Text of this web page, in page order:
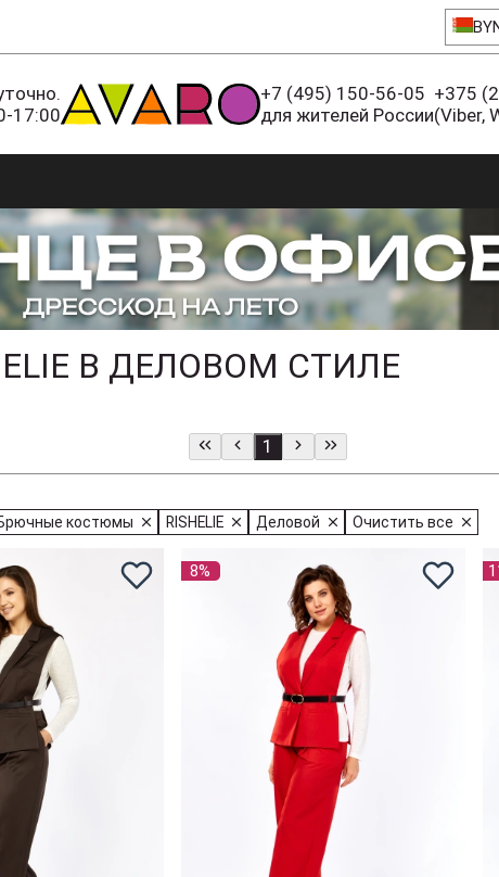
17:00
+7 (495) 150-56-05
для жителей России
+375
(Viber,
В ДЕЛОВОМ СТИЛЕ
1
костюмы RISHELIE Деловой Очистить все
8%